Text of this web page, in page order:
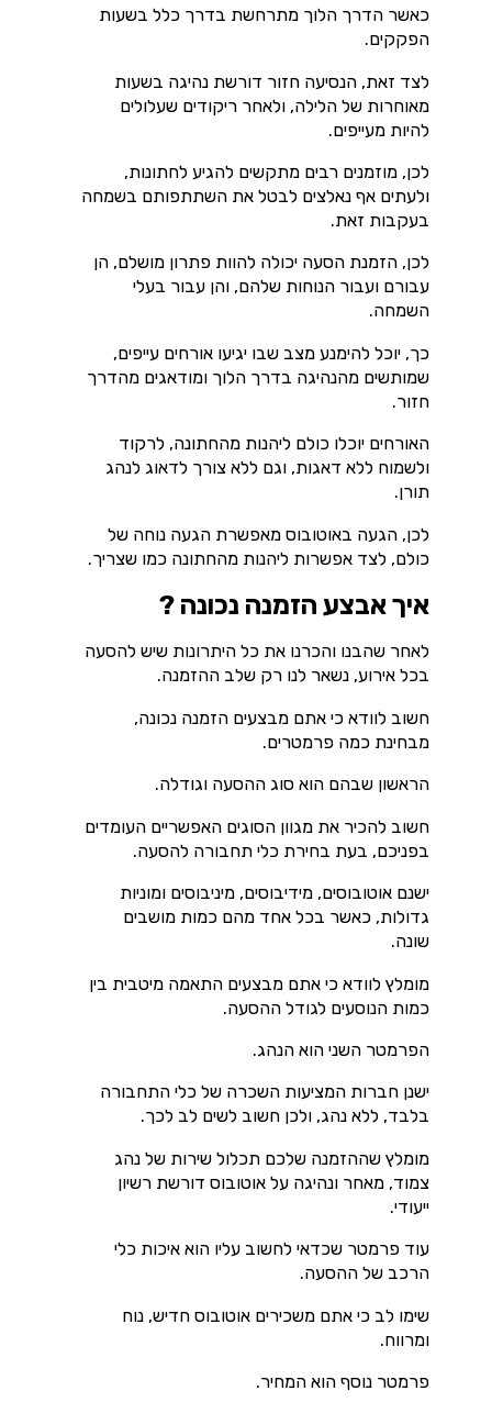
כאשר הדרך הלוך מתרחשת בדרך כלל בשעות
הפקקים.
לצד זאת, הנסיעה חזור דורשת נהיגה בשעות
מאוחרות של הלילה, ולאחר ריקודים שעלולים
להיות מעייפים.
לכן, מוזמנים רבים מתקשים להגיע לחתונות,
ולעתים אף נאלצים לבטל את השתתפותם בשמחה
בעקבות זאת.
לכן, הזמנת הסעה יכולה להוות פתרון מושלם, הן
עבורם ועבור הנוחות שלהם, והן עבור בעלי
השמחה.
כך, יוכל להימנע מצב שבו יגיעו אורחים עייפים,
שמותשים מהנהיגה בדרך הלוך ומודאגים מהדרך
חזור.
האורחים יוכלו כולם ליהנות מהחתונה, לרקוד
ולשמוח ללא דאגות, וגם ללא צורך לדאוג לנהג
תורן.
לכן, הגעה באוטובוס מאפשרת הגעה נוחה של
כולם, לצד אפשרות ליהנות מהחתונה כמו שצריך.
איך אבצע הזמנה נכונה ?
לאחר שהבנו והכרנו את כל היתרונות שיש להסעה
בכל אירוע, נשאר לנו רק שלב ההזמנה.
חשוב לוודא כי אתם מבצעים הזמנה נכונה,
מבחינת כמה פרמטרים.
הראשון שבהם הוא סוג ההסעה וגודלה.
חשוב להכיר את מגוון הסוגים האפשריים העומדים
בפניכם, בעת בחירת כלי תחבורה להסעה.
ישנם אוטובוסים, מידיבוסים, מיניבוסים ומוניות
גדולות, כאשר בכל אחד מהם כמות מושבים
שונה.
מומלץ לוודא כי אתם מבצעים התאמה מיטבית בין
כמות הנוסעים לגודל ההסעה.
הפרמטר השני הוא הנהג.
ישנן חברות המציעות השכרה של כלי התחבורה
בלבד, ללא נהג, ולכן חשוב לשים לב לכך.
מומלץ שההזמנה שלכם תכלול שירות של נהג
צמוד, מאחר ונהיגה על אוטובוס דורשת רשיון
ייעודי.
עוד פרמטר שכדאי לחשוב עליו הוא איכות כלי
הרכב של ההסעה.
שימו לב כי אתם משכירים אוטובוס חדיש, נוח
ומרווח.
פרמטר נוסף הוא המחיר.